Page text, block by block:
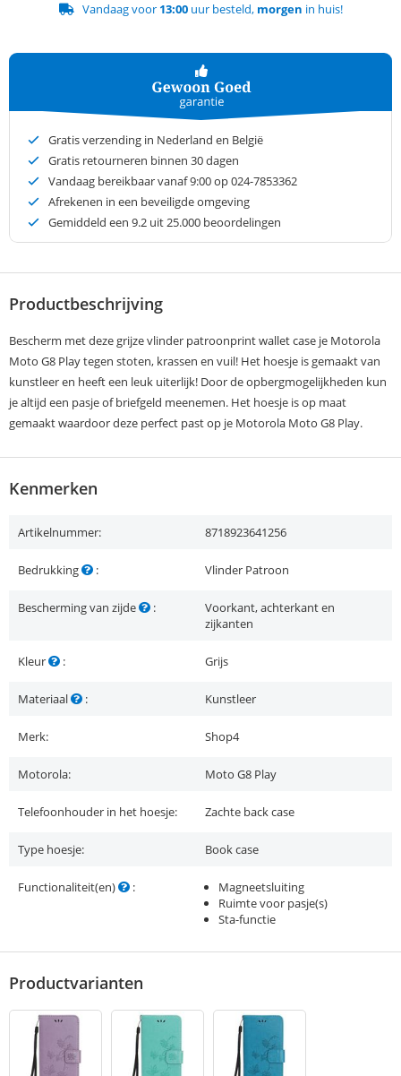
Vandaag voor 13:00uur besteld, morgen in huis!
Gratis verzending in Nederland en België
Gratis retourneren binnen 30 dagen
Vandaag bereikbaar vanaf 9:00 op 024-7853362
Afrekenen in een beveiligde omgeving
Gemiddeld een 9.2 uit 25.000 beoordelingen
Productbeschrijving
Bescherm met deze grijze vlinder patroonprint wallet case je Motorola
Moto G8 Play tegen stoten, krassen en vuil! Het hoesje is gemaakt van
kunstleer en heeft een leuk uiterlijk! Door de opbergmogelijkheden kun
je altijd een pasje of briefgeld meenemen. Het hoesje is op maat
gemaakt waardoor deze perfect past op je Motorola Moto G8 Play.
Kenmerken
Artikelnummer: 8718923641256
Bedrukking : Vlinder Patroon
Bescherming van zijde :
Voorkant, achterkant en
zijkanten
Kleur : Grijs
Materiaal : Kunstleer
Merk: Shop4
Motorola: Moto G8 Play
Telefoonhouder in het hoesje: Zachte back case
Type hoesje: Book case
Functionaliteit(en) :
Magneetsluiting
Ruimte voor pasje(s)
Sta-functie
Productvarianten